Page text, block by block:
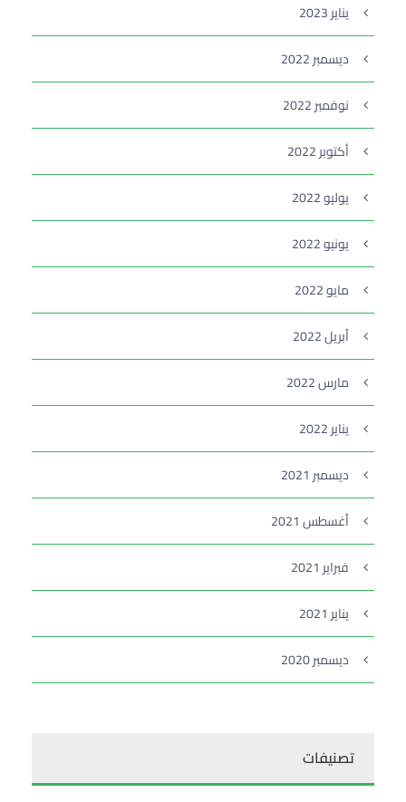
يناير 2023
ديسمبر 2022
نوفمبر 2022
أكتوبر 2022
يوليو 2022
يونيو 2022
مايو 2022
أبريل 2022
مارس 2022
يناير 2022
ديسمبر 2021
أغسطس 2021
فبراير 2021
يناير 2021
ديسمبر 2020
تصنيفات